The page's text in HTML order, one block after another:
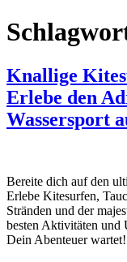
Knallige
Erlebe den
Wassersport
Bereite dich auf den
Erlebe Kitesurfen,
Stränden und der
besten Aktivitäten und
Dein Abenteuer wartet!